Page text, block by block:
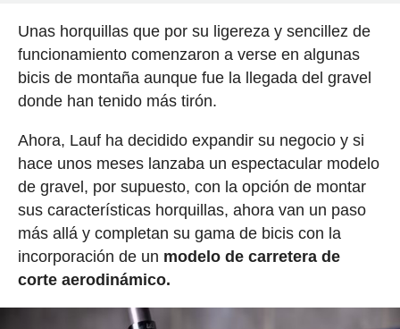
Unas horquillas que por su ligereza y sencillez de
funcionamiento comenzaron a verse en algunas
bicis de montaña aunque fue la llegada del gravel
donde han tenido más tirón.
Ahora, Lauf ha decidido expandir su negocio y si
hace unos meses lanzaba un espectacular modelo
de gravel, por supuesto, con la opción de montar
sus características horquillas, ahora van un paso
más allá y completan su gama de bicis con la
incorporación de un modelo de carretera de
corte aerodinámico.